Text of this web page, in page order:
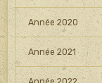
Année 2020
Année 2021